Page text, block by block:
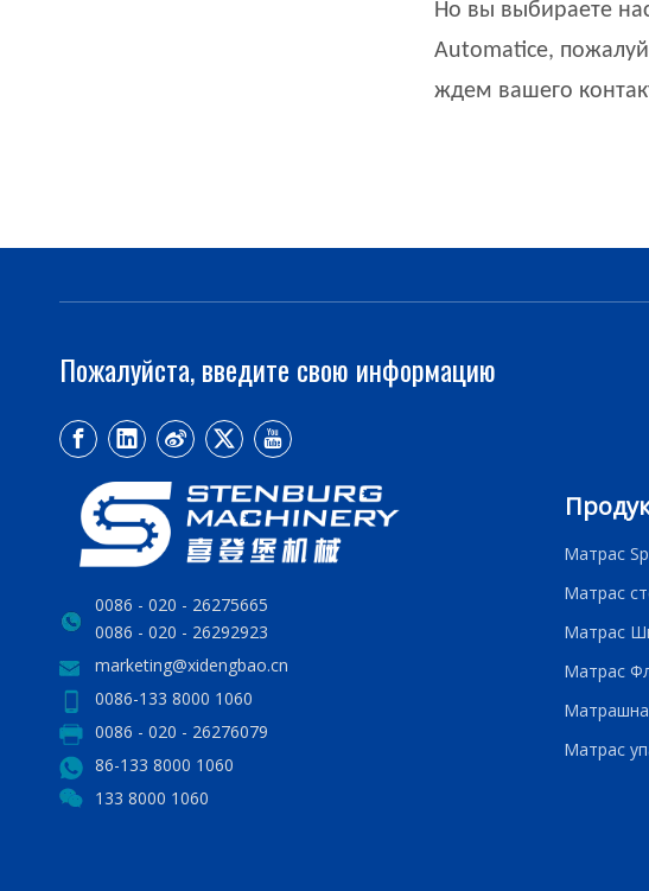
Но вы выбираете
Automatice,
ждем вашего
Пожалуйста, введите свою информацию
0086 - 020 - 26275665
0086 - 020 - 26292923
marketing@xidengbao.cn
0086-133 8000 1060
0086 - 020 - 26276079
86-133 8000 1060
133 8000 1060
Матрас
Матрас
Матрас
Матрас
Матрас